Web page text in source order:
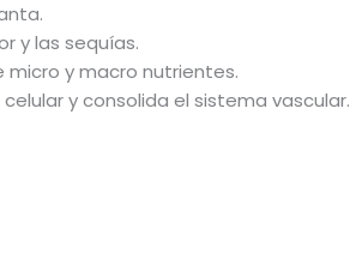
y las sequías.
y macro nutrientes.
y consolida el sistema vascular.